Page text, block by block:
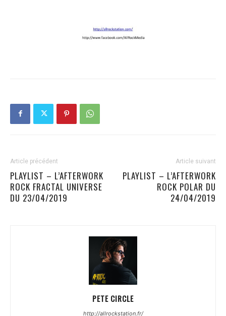
Article précédent
PLAYLIST – L’AFTERWORK
ROCK FRACTAL UNIVERSE
DU 23/04/2019
Article suivant
PLAYLIST – L’AFTERWORK
ROCK POLAR DU
24/04/2019
PETE CIRCLE
http://allrockstation.fr/